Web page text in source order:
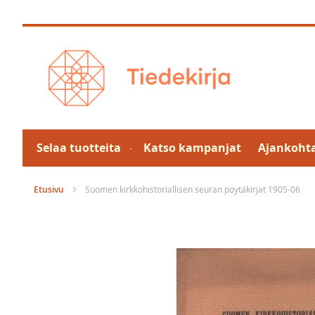
to
Selaa tuotteita Katso kampanjat
Etusivu Suomen kirkkohistoriallisen seuran pöytäkirjat 1905-06